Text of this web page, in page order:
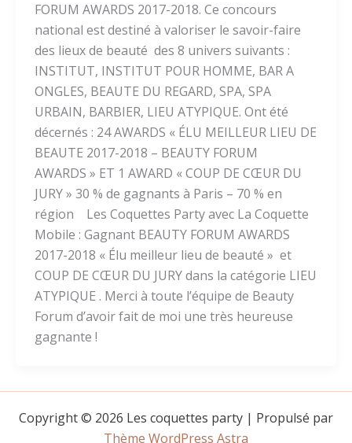
FORUM AWARDS 2017-2018. Ce concours
national est destiné à valoriser le savoir-faire
des lieux de beauté des 8 univers suivants :
INSTITUT, INSTITUT POUR HOMME, BAR A
ONGLES, BEAUTE DU REGARD, SPA, SPA
URBAIN, BARBIER, LIEU ATYPIQUE. Ont été
décernés : 24 AWARDS « ÉLU MEILLEUR LIEU DE
BEAUTE 2017-2018 – BEAUTY FORUM
AWARDS » ET 1 AWARD « COUP DE CŒUR DU
JURY » 30 % de gagnants à Paris – 70 % en
région Les Coquettes Party avec La Coquette
Mobile : Gagnant BEAUTY FORUM AWARDS
2017-2018 « Élu meilleur lieu de beauté » et
COUP DE CŒUR DU JURY dans la catégorie LIEU
ATYPIQUE . Merci à toute l’équipe de Beauty
Forum d’avoir fait de moi une très heureuse
gagnante !
Copyright © 2026 Les coquettes party | Propulsé par
Thème WordPress Astra